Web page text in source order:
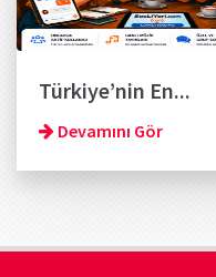
Türkiye’nin En...
Devamını Gör